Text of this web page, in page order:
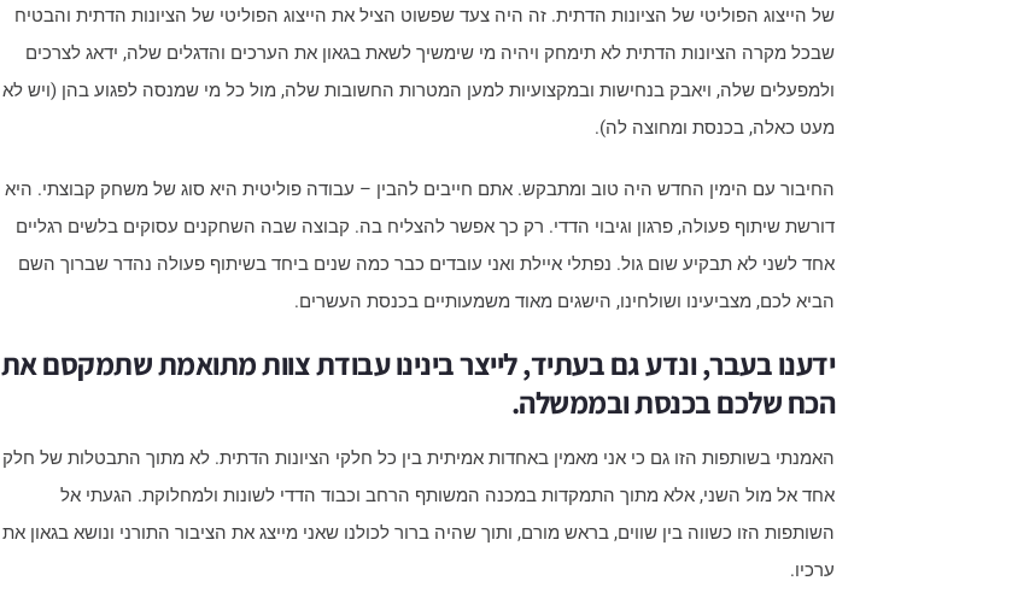
של הייצוג הפוליטי של הציונות הדתית. זה היה צעד שפשוט הציל את הייצוג הפוליטי של הציונות הדתית והבטיח
שבכל מקרה הציונות הדתית לא תימחק ויהיה מי שימשיך לשאת בגאון את הערכים והדגלים שלה, ידאג לצרכים
ולמפעלים שלה, ויאבק בנחישות ובמקצועיות למען המטרות החשובות שלה, מול כל מי שמנסה לפגוע בהן (ויש לא
מעט כאלה, בכנסת ומחוצה לה).
החיבור עם הימין החדש היה טוב ומתבקש. אתם חייבים להבין – עבודה פוליטית היא סוג של משחק קבוצתי. היא
דורשת שיתוף פעולה, פרגון וגיבוי הדדי. רק כך אפשר להצליח בה. קבוצה שבה השחקנים עסוקים בלשים רגליים
אחד לשני לא תבקיע שום גול. נפתלי איילת ואני עובדים כבר כמה שנים ביחד בשיתוף פעולה נהדר שברוך השם
הביא לכם, מצביעינו ושולחינו, הישגים מאוד משמעותיים בכנסת העשרים.
ידענו בעבר, ונדע גם בעתיד, לייצר בינינו עבודת צוות מתואמת שתמקסם את
הכח שלכם בכנסת ובממשלה.
האמנתי בשותפות הזו גם כי אני מאמין באחדות אמיתית בין כל חלקי הציונות הדתית. לא מתוך התבטלות של חלק
אחד אל מול השני, אלא מתוך התמקדות במכנה המשותף הרחב וכבוד הדדי לשונות ולמחלוקת. הגעתי אל
השותפות הזו כשווה בין שווים, בראש מורם, ותוך שהיה ברור לכולנו שאני מייצג את הציבור התורני ונושא בגאון את
ערכיו.